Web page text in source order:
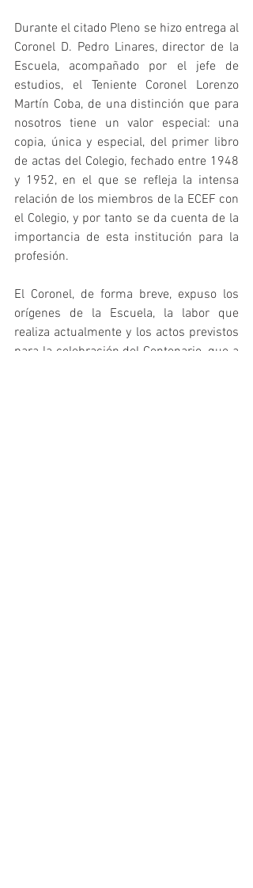
Durante el citado Pleno se hizo entrega al
Coronel D. Pedro Linares, director de la
Escuela, acompañado por el jefe de
estudios, el Teniente Coronel Lorenzo
Martín Coba, de una distinción que para
nosotros tiene un valor especial: una
copia, única y especial, del primer libro
de actas del Colegio, fechado entre 1948
y 1952, en el que se refleja la intensa
relación de los miembros de la ECEF con
el Colegio, y por tanto se da cuenta de la
importancia de esta institución para la
profesión.
El Coronel, de forma breve, expuso los
orígenes de la Escuela, la labor que
realiza actualmente y los actos previstos
para la celebración del Centenario, que a